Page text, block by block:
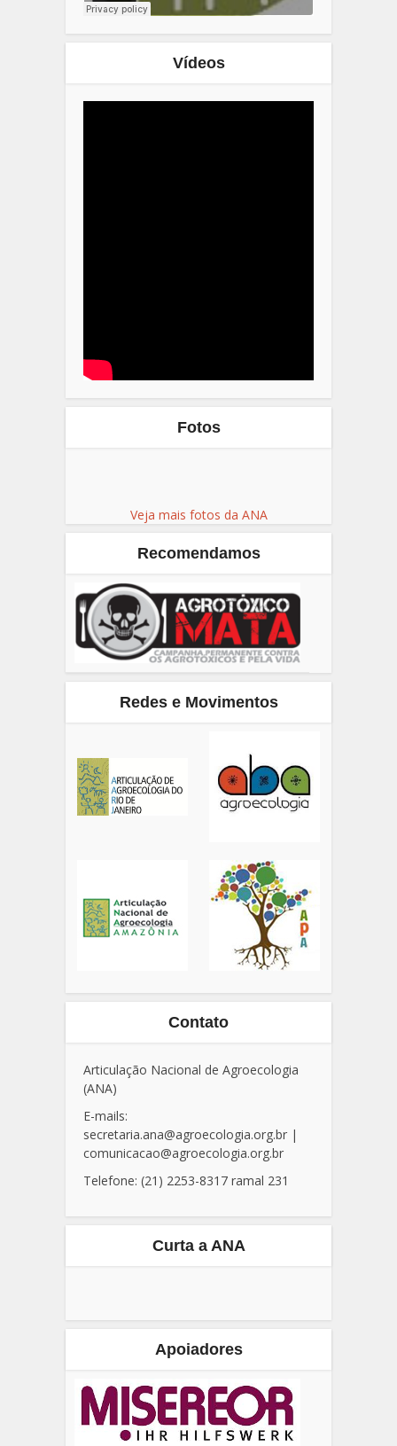
Vídeos
Fotos
Veja mais fotos da ANA
Recomendamos
Redes e Movimentos
Contato
Articulação Nacional de Agroecologia
(ANA)
E-mails:
secretaria.ana@agroecologia.org.br |
comunicacao@agroecologia.org.br
Telefone: (21) 2253-8317 ramal 231
Curta a ANA
Apoiadores